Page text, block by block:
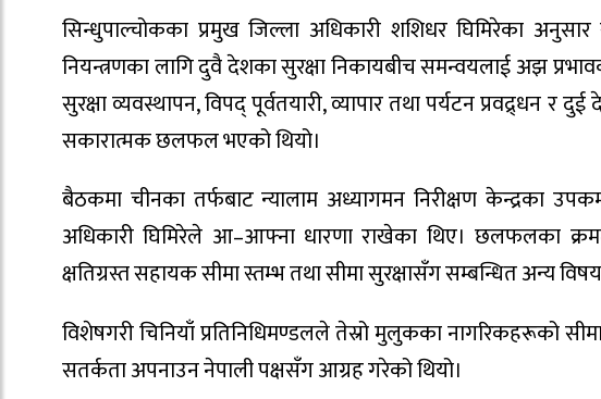
सिन्धुपाल्चोकका प्रमुख जिल्ला अधिकारी शशिधर घिमिरेका
नियन्त्रणका लागि दुवै देशका सुरक्षा निकायबीच समन्वयलाई अझ
सुरक्षा व्यवस्थापन, विपद् पूर्वतयारी, व्यापार तथा पर्यटन प्रवद्र्धन
सकारात्मक छलफल भएको थियो।
बैठकमा चीनका तर्फबाट न्यालाम अध्यागमन निरीक्षण केन्द्रका
अधिकारी घिमिरेले आ–आफ्ना धारणा राखेका थिए। छलफलका
क्षतिग्रस्त सहायक सीमा स्तम्भ तथा सीमा सुरक्षासँग सम्बन्धित अन्य
विशेषगरी चिनियाँ प्रतिनिधिमण्डलले तेस्रो मुलुकका नागरिकहरूको
सतर्कता अपनाउन नेपाली पक्षसँग आग्रह गरेको थियो।